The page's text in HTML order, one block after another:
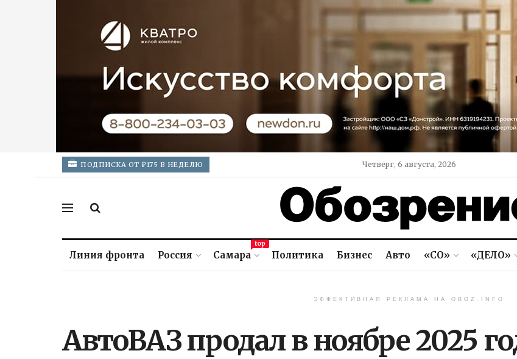
ПОДПИСКА ОТ ₽175 В НЕДЕЛЮ Четверг, 6 августа, 2026
Линия фронта Россия Самара
top
Политика Бизнес Авто «СО» «ДЕЛО»
ЭФФЕКТИВНАЯ РЕКЛАМА НА OBOZ.INFO
АвтоВАЗ продал в ноябре 2025